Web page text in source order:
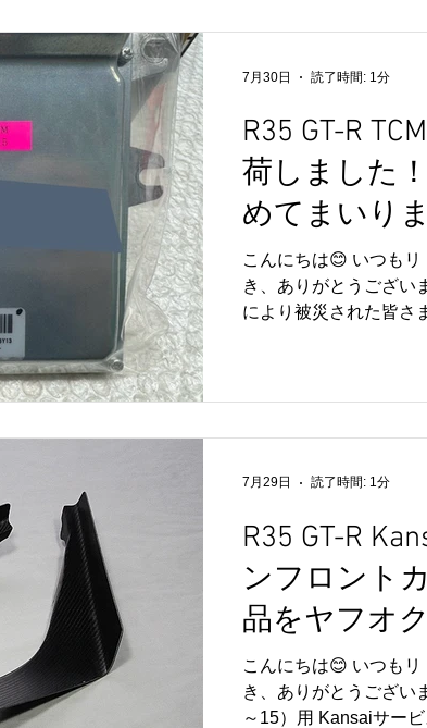
ッションコントロール
な部品です。 交換後
性能を発揮できるよ
た。 また、ECM（エ
交換・設定も実施し、
スムーズに連携するよ
Mobil 1 GT-R専用オイ
を安心してお乗りいた
R35 GT-R
荷しました
めてまいり
こんにちは😊 いつも
き、ありがとうござい
により被災された皆さ
入荷いたしました✨ こ
ュール）は、GR6ミッ
す。 シフトチェンジ
になる症状がある場合
しております。 交換
きましても、今後ブロ
で、ぜひ楽しみにお待
は、R35 GT-Rのメン
で幅広く対応しており
がございましたら、お
7月30日 読了時間: 1分
R35 GT-R
ンフロント
品をヤフオ
こんにちは😊 いつも
き、ありがとうござい
～15）用 Kansaiサー
7月29日 読了時間: 1分